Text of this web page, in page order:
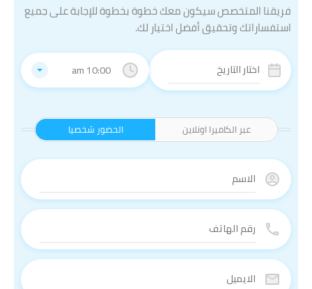
10:00 am
الحضور شخصيا عبر الكاميرا اونلاين
فريقنا المتخصص سيكون معك خطوة بخطوة للإجابة على جميع
استفساراتك وتحقيق أفضل اختيار لك.